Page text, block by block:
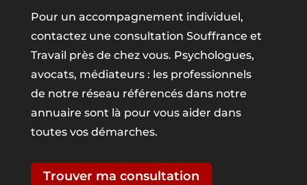
Pour un accompagnement individuel,
contactez une consultation Souffrance et
Travail près de chez vous. Psychologues,
avocats, médiateurs : les professionnels
de notre réseau référencés dans notre
annuaire sont là pour vous aider dans
toutes vos démarches.
Trouver ma consultation